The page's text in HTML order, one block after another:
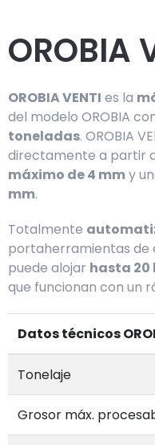
OROBIA
OROBIA VENTI es la
del modelo OROBIA
toneladas. OROBIA
directamente a partir
máximo de 4 mmy
mm.
Totalmente
portaherramientas de
puede alojar hasta
que funcionan con un
Datos técnicos
Tonelaje
Grosor máx.